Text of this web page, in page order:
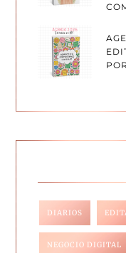
DIARIOS
NEGOCIO DIGITAL